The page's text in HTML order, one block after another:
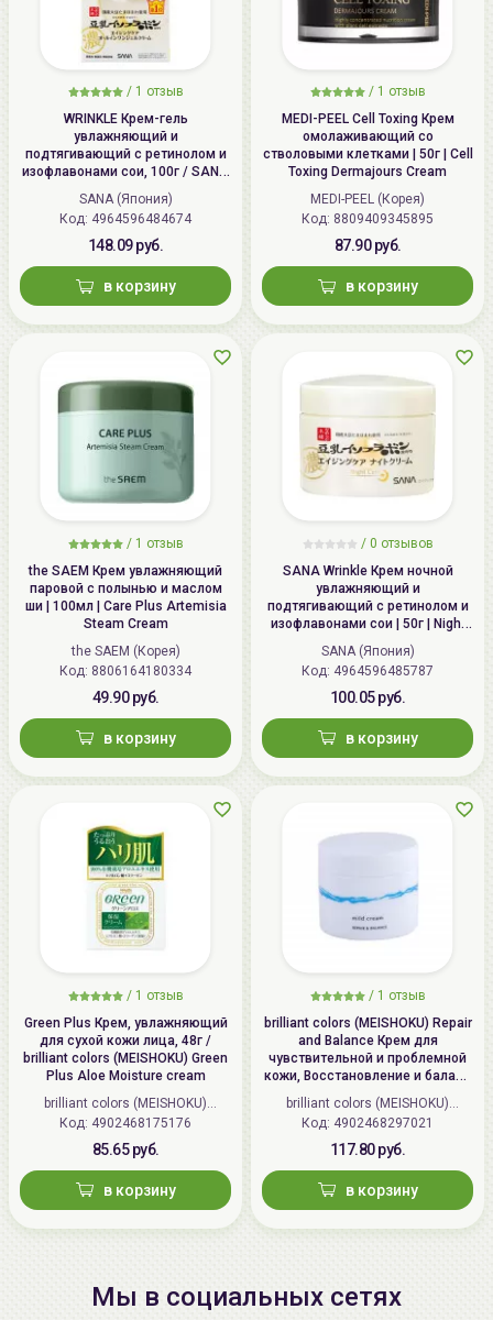
/ 1 отзыв
WRINKLE Крем-гель
увлажняющий и
подтягивающий с ретинолом и
изофлавонами сои, 100г / SANA
WRINKLE Gel Cream
SANA (Япония)
Код: 4964596484674
148.09 руб.
в корзину
/ 1 отзыв
MEDI-PEEL Cell Toxing Крем
омолаживающий со
стволовыми клетками | 50г | Cell
Toxing Dermajours Cream
MEDI-PEEL (Корея)
Код: 8809409345895
87.90 руб.
в корзину
/ 1 отзыв
the SAEM Крем увлажняющий
паровой с полынью и маслом
ши | 100мл | Care Plus Artemisia
Steam Cream
the SAEM (Корея)
Код: 8806164180334
49.90 руб.
в корзину
/ 0 отзывов
SANA Wrinkle Крем ночной
увлажняющий и
подтягивающий с ретинолом и
изофлавонами сои | 50г | Night
Wrinkle Cream
SANA (Япония)
Код: 4964596485787
100.05 руб.
в корзину
/ 1 отзыв
Green Plus Крем, увлажняющий
для сухой кожи лица, 48г /
brilliant colors (MEISHOKU) Green
Plus Aloe Moisture cream
brilliant colors (MEISHOKU)
(Япония)
Код: 4902468175176
85.65 руб.
в корзину
/ 1 отзыв
brilliant colors (MEISHOKU) Repair
and Balance Крем для
чувствительной и проблемной
кожи, Восстановление и баланс
| 45г | Repair and Balance Mild
Cream
brilliant colors (MEISHOKU)
(Япония)
Код: 4902468297021
117.80 руб.
в корзину
Мы в социальных сетях